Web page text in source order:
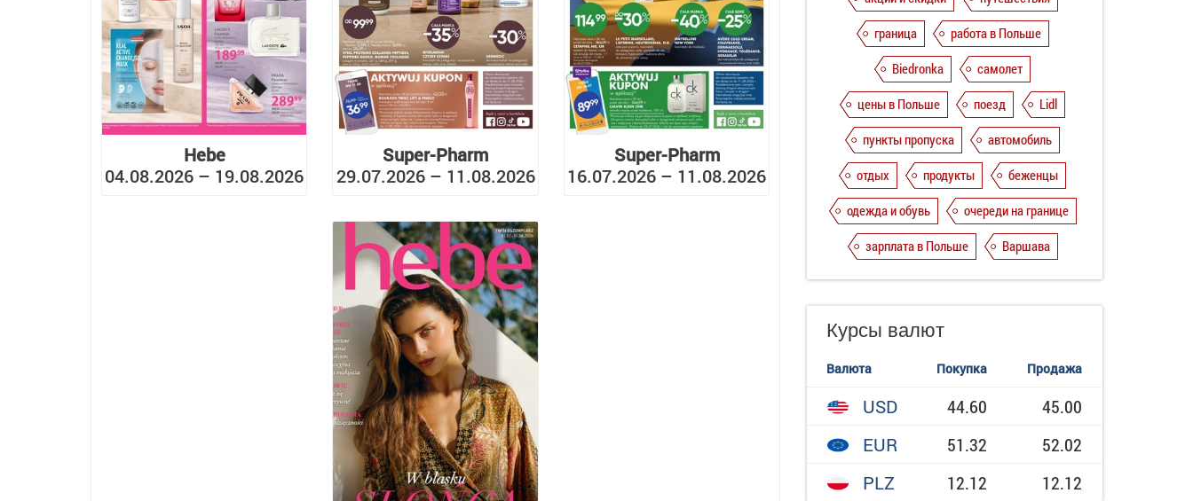
Hebe
04.08.2026 – 19.08.2026
Super-Pharm
29.07.2026 – 11.08.2026
Super-Pharm
16.07.2026 – 11.08.2026
граница
работа в Польше
Biedronka
самолет
цены в Польше
поезд
Lidl
пункты пропуска
автомобиль
отдых
продукты
беженцы
одежда и обувь
очереди на границе
зарплата в Польше
Варшава
Курсы валют
Валюта Покупка Продажа
USD 44.60
45.00
EUR
51.32
52.02
PLZ
12.12 12.12